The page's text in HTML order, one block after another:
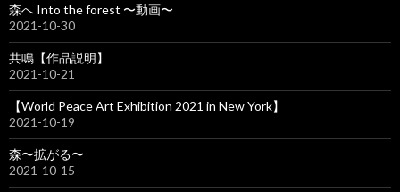
森へ Into the forest 〜動画〜
2021-10-30
共鳴【作品説明】
2021-10-21
【World Peace Art Exhibition 2021 in New York】
2021-10-19
森〜拡がる〜
2021-10-15